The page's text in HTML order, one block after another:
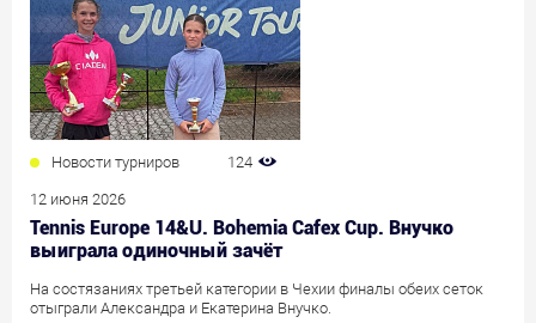
Новости турниров 124
12 июня 2026
Tennis Europe 14&U. Bohemia Cafex Cup. Внучко
выиграла одиночный зачёт
На состязаниях третьей категории в Чехии финалы обеих сеток
отыграли Александра и Екатерина Внучко.